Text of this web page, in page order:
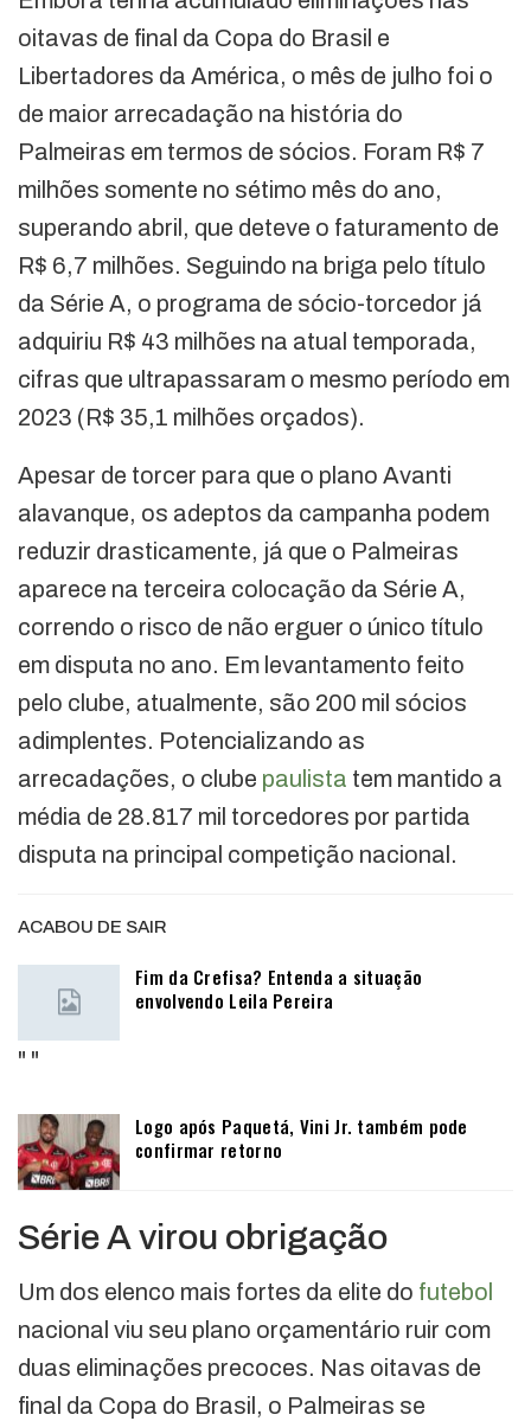
oitavas de final da Copa do Brasil e
Libertadores da América, o mês de julho foi o
de maior arrecadação na história do
Palmeiras em termos de sócios. Foram R$ 7
milhões somente no sétimo mês do ano,
superando abril, que deteve o faturamento de
R$ 6,7 milhões. Seguindo na briga pelo título
da Série A, o programa de sócio-torcedor já
adquiriu R$ 43 milhões na atual temporada,
cifras que ultrapassaram o mesmo período em
2023 (R$ 35,1 milhões orçados).
Apesar de torcer para que o plano Avanti
alavanque, os adeptos da campanha podem
reduzir drasticamente, já que o Palmeiras
aparece na terceira colocação da Série A,
correndo o risco de não erguer o único título
em disputa no ano. Em levantamento feito
pelo clube, atualmente, são 200 mil sócios
adimplentes. Potencializando as
arrecadações, o clube paulista tem mantido a
média de 28.817 mil torcedores por partida
disputa na principal competição nacional.
ACABOU DE SAIR
Fim da Crefisa? Entenda a situação
envolvendo Leila Pereira
" "
Logo após Paquetá, Vini Jr. também pode
confirmar retorno
Série A virou obrigação
Um dos elenco mais fortes da elite do futebol
nacional viu seu plano orçamentário ruir com
duas eliminações precoces. Nas oitavas de
final da Copa do Brasil, o Palmeiras se